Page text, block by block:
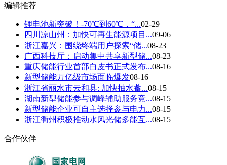
编辑推荐
锂电池新突破！-70℃到60℃，“...02-29
四川凉山州：加快可再生能源项目...09-06
浙江嘉兴：围绕终端用户探索“储...08-23
广西科技厅：启动集中共享新型储...08-23
重庆储能行业首部白皮书正式发布...08-16
新型储能万亿级市场面临爆发08-16
浙江省丽水市云和县: 加快抽水蓄...08-15
湖南新型储能参与调峰辅助服务竞...08-15
新型储能企业可自主选择参与电力...08-15
浙江衢州积极推动水风光储多能互...08-15
合作伙伴